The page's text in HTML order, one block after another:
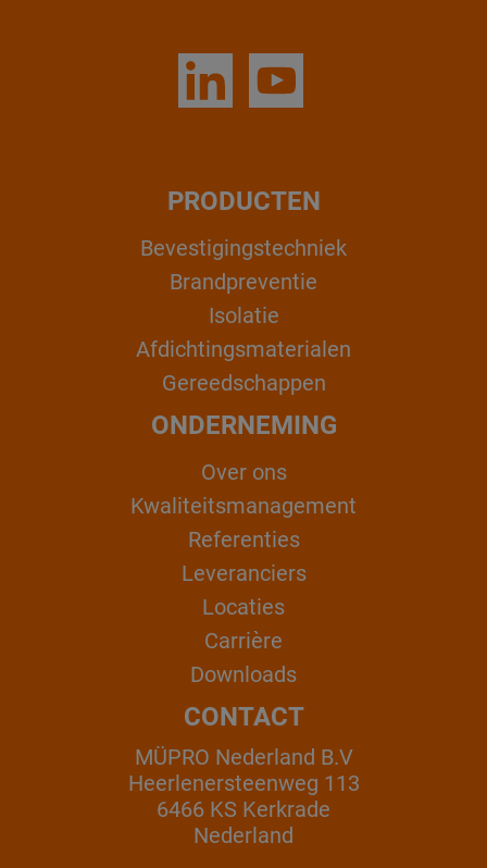
PRODUCTEN
Bevestigingstechniek
Brandpreventie
Isolatie
Afdichtingsmaterialen
Gereedschappen
ONDERNEMING
Over ons
Kwaliteitsmanagement
Referenties
Leveranciers
Locaties
Carrière
Downloads
CONTACT
MÜPRO Nederland B.V
Heerlenersteenweg 113
6466 KS Kerkrade
Nederland